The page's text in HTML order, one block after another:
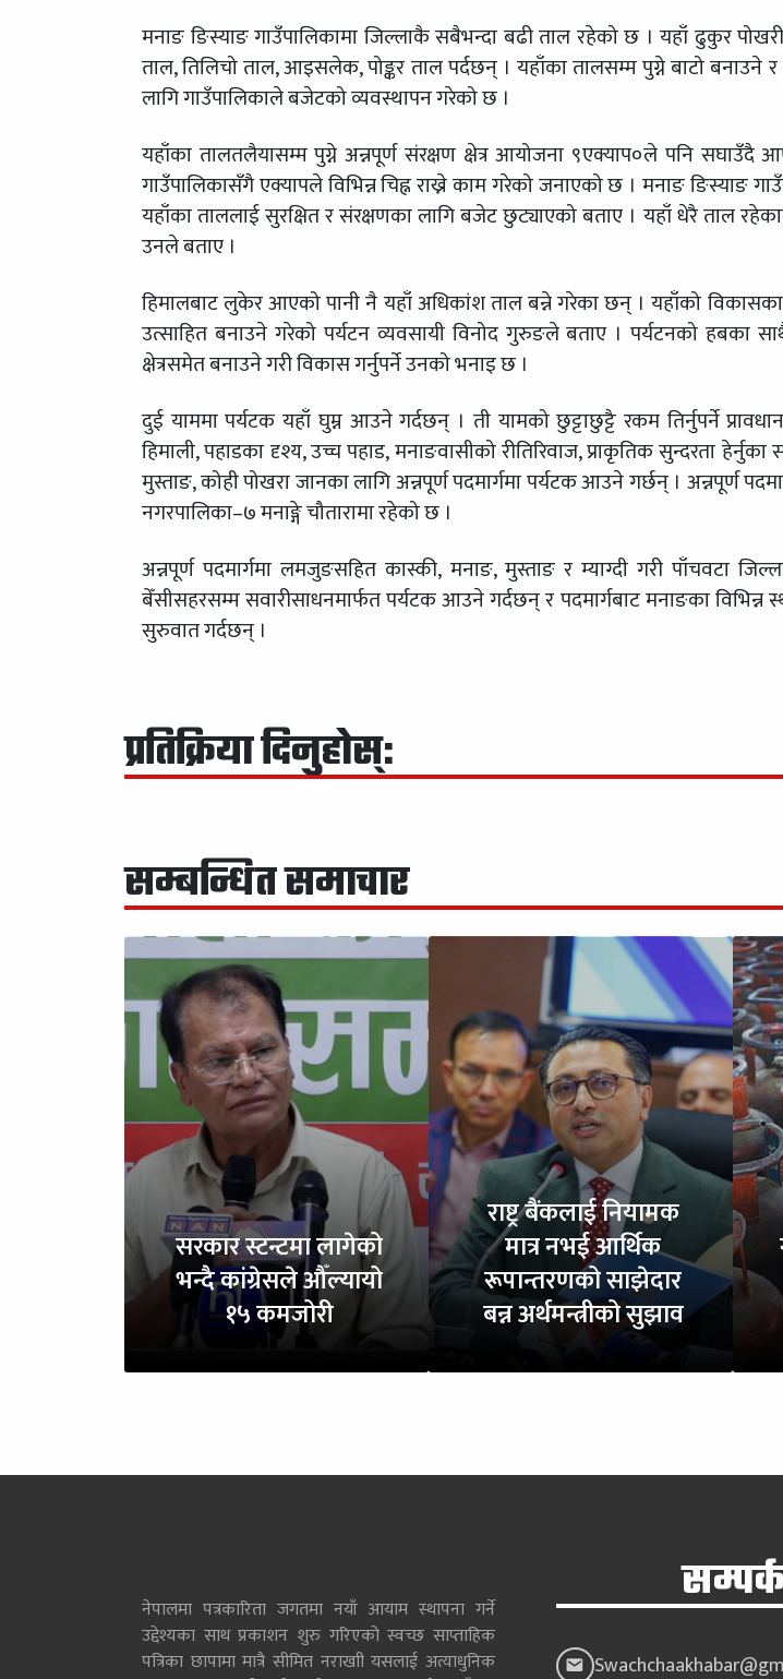
मनाङ ङिस्याङ गाउँपालिकामा जिल्लाकै सबैभन्दा बढी ताल रहेको छ । यहाँ ढुकुर
ताल, तिलिचो ताल, आइसलेक, पोङ्कर ताल पर्दछन् । यहाँका तालसम्म पुग्ने बाटो बनाउने र
लागि गाउँपालिकाले बजेटको व्यवस्थापन गरेको छ ।
यहाँका तालतलैयासम्म पुग्ने अन्नपूर्ण संरक्षण क्षेत्र आयोजना ९एक्याप०ले पनि सघाउँदै
गाउँपालिकासँगै एक्यापले विभिन्न चिह्न राख्ने काम गरेको जनाएको छ । मनाङ ङिस्याङ
यहाँका ताललाई सुरक्षित र संरक्षणका लागि बजेट छुट्याएको बताए । यहाँ धेरै ताल
उनले बताए ।
हिमालबाट लुकेर आएको पानी नै यहाँ अधिकांश ताल बन्ने गरेका छन् । यहाँको
उत्साहित बनाउने गरेको पर्यटन व्यवसायी विनोद गुरुङले बताए । पर्यटनको हबका
क्षेत्रसमेत बनाउने गरी विकास गर्नुपर्ने उनको भनाइ छ ।
दुई याममा पर्यटक यहाँ घुम्न आउने गर्दछन् । ती यामको छुट्टाछुट्टै रकम तिर्नुपर्ने
हिमाली, पहाडका दृश्य, उच्च पहाड, मनाङवासीको रीतिरिवाज, प्राकृतिक सुन्दरता
मुस्ताङ, कोही पोखरा जानका लागि अन्नपूर्ण पदमार्गमा पर्यटक आउने गर्छन् । अन्नपूर्ण
नगरपालिका–७ मनाङ्गे चौतारामा रहेको छ ।
अन्नपूर्ण पदमार्गमा लमजुङसहित कास्की, मनाङ, मुस्ताङ र म्याग्दी गरी पाँचवटा
बेँसीसहरसम्म सवारीसाधनमार्फत पर्यटक आउने गर्दछन् र पदमार्गबाट मनाङका विभिन्न
सुरुवात गर्दछन् ।
प्रतिक्रिया दिनुहोस्:
सम्बन्धित समाचार
सरकार स्टन्टमा लागेको
भन्दै कांग्रेसले औँल्यायो
१५ कमजोरी
राष्ट्र बैंकलाई नियामक
मात्र नभई आर्थिक
रूपान्तरणको साझेदार
बन्न अर्थमन्त्रीको सुझाव
नेपालमा पत्रकारिता जगतमा नयाँ आयाम स्थापना गर्ने
उद्देश्यका साथ प्रकाशन शुरु गरिएको स्वच्छ साप्ताहिक
पत्रिका छापामा मात्रै सीमित नराखाी यसलाई अत्याधुनिक
सम्पर्क